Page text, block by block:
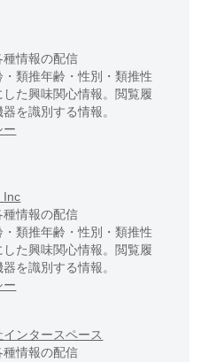
情報の配信
類推年齢・性別・類推性
た興味関心情報。閲覧履
を識別する情報。
ー
Inc
情報の配信
類推年齢・性別・類推性
た興味関心情報。閲覧履
を識別する情報。
ー
インタースペース
情報の配信